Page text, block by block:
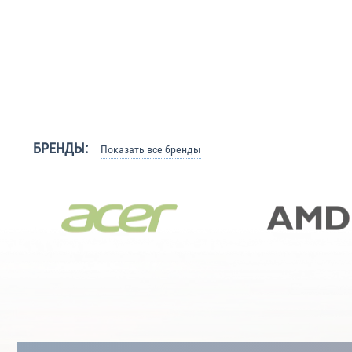
БРЕНДЫ: Показать все бренды